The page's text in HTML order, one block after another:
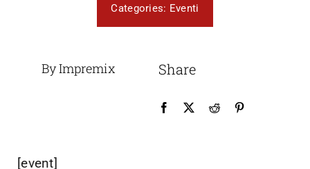
Categories: Eventi
By Impremix Share
[event]